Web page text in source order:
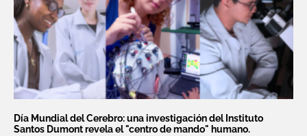
Día Mundial del Cerebro: una investigación del Instituto
Santos Dumont revela el "centro de mando" humano.